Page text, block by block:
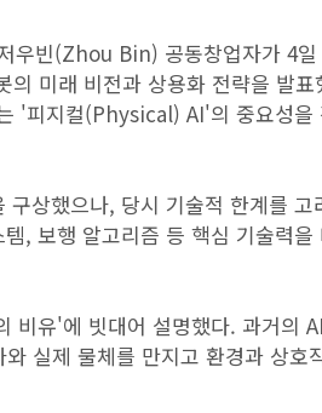
빈(Zhou Bin) 공동창업자가 4일
의 미래 비전과 상용화 전략을 발
'피지컬(Physical) AI'의 중요성을
상했으나, 당시 기술적 한계를
, 보행 알고리즘 등 핵심 기술력
비유'에 빗대어 설명했다. 과거의
실제 물체를 만지고 환경과 상호